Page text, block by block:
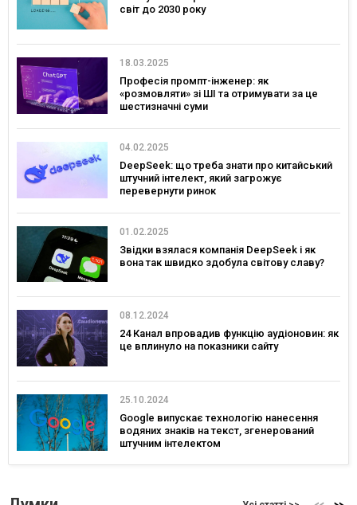
світ до 2030 року
18.03.2025
Професія промпт-інженер: як
«розмовляти» зі ШІ та отримувати за це
шестизначні суми
04.02.2025
DeepSeek: що треба знати про китайський
штучний інтелект, який загрожує
перевернути ринок
01.02.2025
Звідки взялася компанія DeepSeek і як
вона так швидко здобула світову славу?
08.12.2024
24 Канал впровадив функцію аудіоновин: як
це вплинуло на показники сайту
25.10.2024
Google випускає технологію нанесення
водяних знаків на текст, згенерований
штучним інтелектом